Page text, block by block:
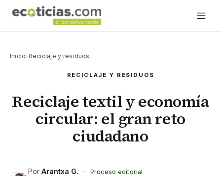
Inicio› Reciclaje y residuos
RECICLAJE Y RESIDUOS
Reciclaje textil y economía
circular: el gran reto
ciudadano
Por Arantxa G. ·
Proceso editorial